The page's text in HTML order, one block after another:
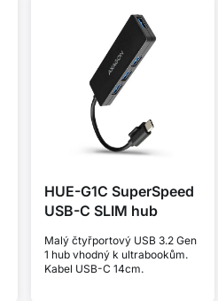
HUE-G1C SuperSpeed
USB-C SLIM hub
Malý čtyřportový USB 3.2 Gen
1 hub vhodný k ultrabookům.
Kabel USB-C 14cm.